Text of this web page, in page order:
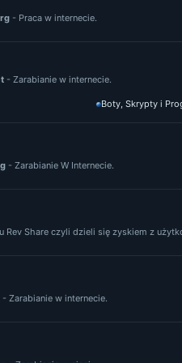
- Praca w internecie.
- Zarabianie w internecie.
Boty, Skrypty i
- Zarabianie W Internecie.
Rev Share czyli dzieli się zyskiem z
- Zarabianie w internecie.